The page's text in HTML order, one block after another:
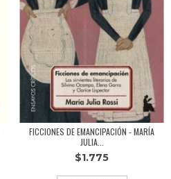
FICCIONES DE EMANCIPACIÓN - MARÍA
JULIA...
$1.775